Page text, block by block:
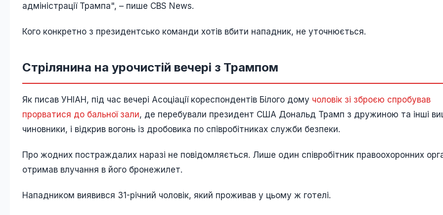
адміністрації Трампа", – пише CBS News.
Кого конкретно з президентсько команди хотів вбити нападник, не уточнюється.
Стрілянина на урочистій вечері з Трампом
Як писав УНІАН, під час вечері Асоціації кореспондентів Білого дому чоловік зі зброєю спробував
прорватися до бальної зали, де перебували президент США Дональд Трамп з дружиною та інші
чиновники, і відкрив вогонь із дробовика по співробітниках служби безпеки.
Про жодних постраждалих наразі не повідомляється. Лише один співробітник правоохоронних
отримав влучання в його бронежилет.
Нападником виявився 31-річний чоловік, який проживав у цьому ж готелі.